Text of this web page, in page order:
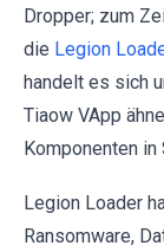
Dropper; zum
die Legion
handelt es sich
Tiaow VApp
Komponenten
Legion Loader
Ransomware,